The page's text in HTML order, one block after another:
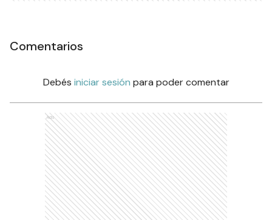
Comentarios
Debés iniciar sesión para poder comentar
Ads